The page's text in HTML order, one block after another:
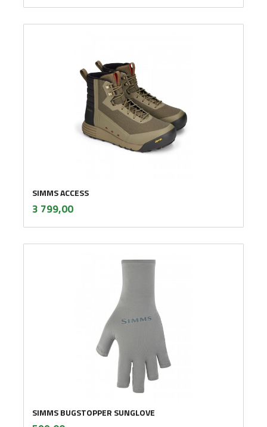
SIMMS ACCESS
Pris
3 799,00mva.
SIMMS BUGSTOPPER SUNGLOVE